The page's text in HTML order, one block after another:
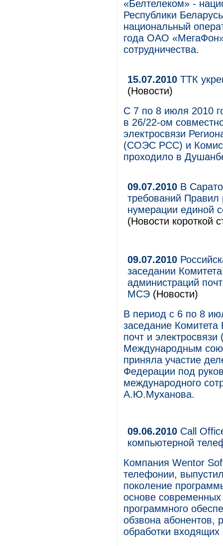
«Белтелеком» -
Республики
национальный
года ОАО
сотрудничества.
15.07.2010 ТТК
(Новости)
С 7 по 8 июля 2010
в 26/22-ом
электросвязи
(СОЭС РСС) и
проходило в
09.07.2010 В
требований Правил
нумерации единой
(Новости короткой
09.07.2010
заседании
администраций
МСЭ (Новости)
В период с 6 по 8
заседание
почт и
Международным
приняла участие
Федерации под
международного
А.Ю.Муханова.
09.06.2010 Call
компьютерной
Компания Wentor
телефонии,
поколение
основе современных
программного
обзвона
обработки